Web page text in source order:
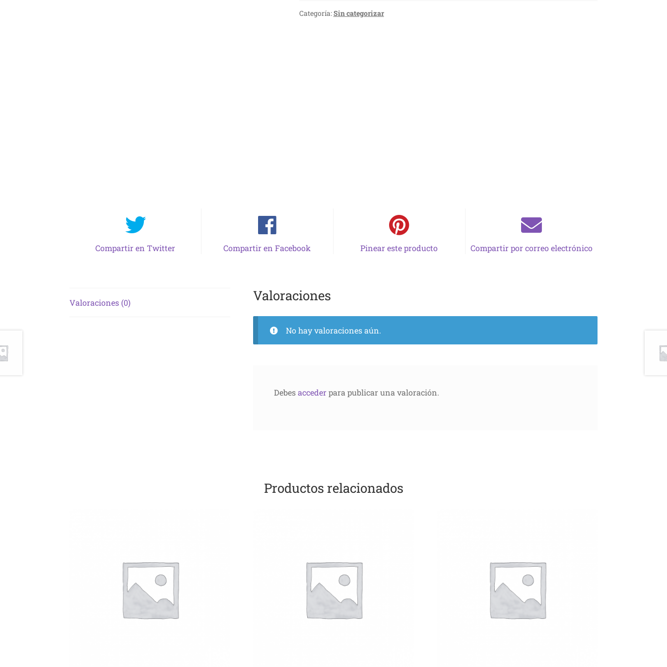
Categoría:Sin categorizar
Compartir en Twitter Compartir en Facebook Pinear este producto Compartir por correo electrónico
Valoraciones (0) Valoraciones
No hay valoraciones aún.
Debesaccederpara publicar una valoración.
Productos relacionados